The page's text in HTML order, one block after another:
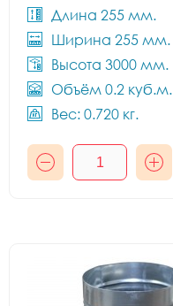
Длина 255 мм.
Ширина 255 мм.
Высота 3000 мм.
Объём 0.2 куб.м.
Вес: 0.720 кг.